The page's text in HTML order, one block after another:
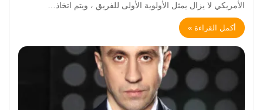
الأمريكي لا يزال يمثل الأولوية الأولى للفريق ، ويتم اتخاذ…
أكمل القراءة »